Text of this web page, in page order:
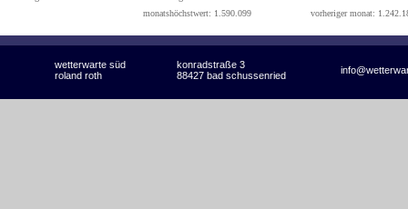
monatshöchstwert: 1.590.099
vorheriger monat:
wetterwarte süd konradstraße 3
roland roth 88427 bad schussenried